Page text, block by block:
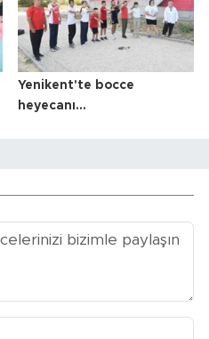
Yenikent'te bocce
heyecanı...